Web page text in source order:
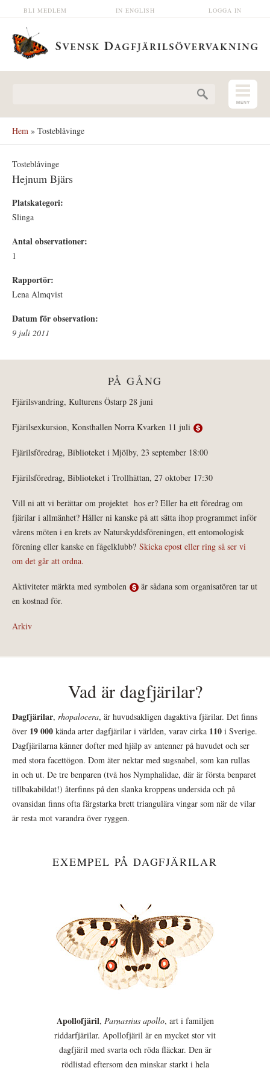
Hoppa till huvudinnehåll LOGGA IN
IN ENGLISH
BLI MEDLEM
Hem » Tosteblåvinge
Tosteblåvinge
Hejnum Bjärs
Platskategori:
Slinga
Antal observationer:
1
Rapportör:
Lena Almqvist
Datum för observation:
9 juli 2011
PÅ GÅNG
Fjärilsvandring, Kulturens Östarp 28 juni
Fjärilsexkursion, Konsthallen Norra Kvarken 11 juli
Fjärilsföredrag, Biblioteket i Mjölby, 23 september 18:00
Fjärilsföredrag, Biblioteket i Trollhättan, 27 oktober 17:30
Vill ni att vi berättar om projektet hos er? Eller ha ett föredrag om
fjärilar i allmänhet? Håller ni kanske på att sätta ihop programmet inför
vårens möten i en krets av Naturskyddsföreningen, ett entomologisk
förening eller kanske en fågelklubb? Skicka epost eller ring så ser vi
om det går att ordna.
Aktiviteter märkta med symbolen
är sådana som organisatören tar ut
en kostnad för.
Arkiv
Vad är dagfjärilar?
Dagfjärilar, rhopalocera, är huvudsakligen dagaktiva fjärilar. Det finns
över 19 000 kända arter dagfjärilar i världen, varav cirka 110 i Sverige.
Dagfjärilarna känner dofter med hjälp av antenner på huvudet och ser
med stora facettögon. Dom äter nektar med sugsnabel, som kan rullas
in och ut. De tre benparen (två hos Nymphalidae, där är första benparet
tillbakabildat!) återfinns på den slanka kroppens undersida och på
ovansidan finns ofta färgstarka brett triangulära vingar som när de vilar
är resta mot varandra över ryggen.
EXEMPEL PÅ DAGFJÄRILAR
Apollofjäril, Parnassius apollo, art i familjen
riddarfjärilar. Apollofjäril är en mycket stor vit
dagfjäril med svarta och röda fläckar. Den är
rödlistad eftersom den minskar starkt i hela